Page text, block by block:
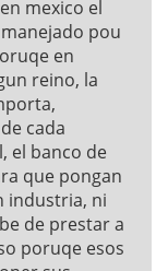
mexico el
pou
en
reino, la
cada
el banco de
que pongan
industria, ni
de prestar a
poruqe esos